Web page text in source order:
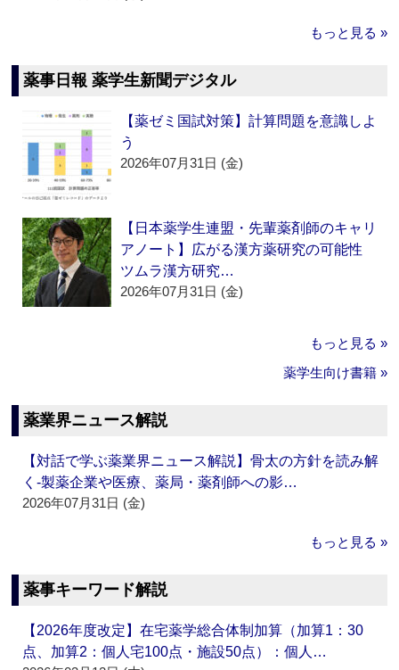
もっと見る »
薬事日報 薬学生新聞デジタル
【薬ゼミ国試対策】計算問題を意識しよ
う
2026年07月31日 (金)
【日本薬学生連盟・先輩薬剤師のキャリ
アノート】広がる漢方薬研究の可能性
ツムラ漢方研究…
2026年07月31日 (金)
もっと見る »
薬学生向け書籍 »
薬業界ニュース解説
【対話で学ぶ薬業界ニュース解説】骨太の方針を読み解
く‐製薬企業や医療、薬局・薬剤師への影…
2026年07月31日 (金)
もっと見る »
薬事キーワード解説
【2026年度改定】在宅薬学総合体制加算（加算1：30
点、加算2：個人宅100点・施設50点）：個人…